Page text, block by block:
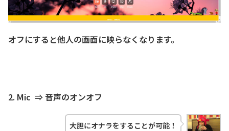
オフにすると他人の画面に映らなくなります。
2. Mic ⇒ 音声のオンオフ
大胆にオナラをすることが可能！